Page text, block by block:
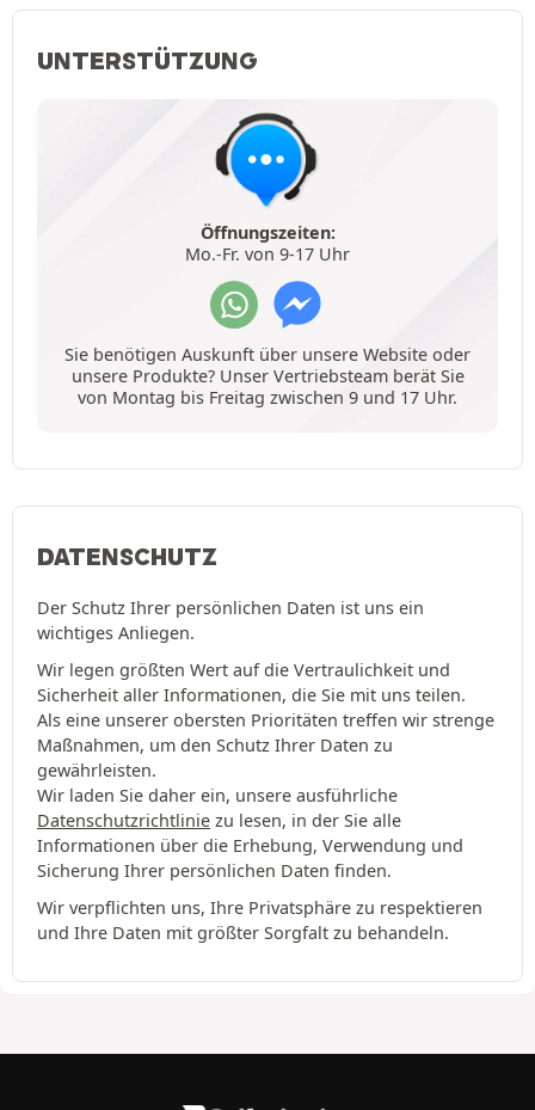
UNTERSTÜTZUNG
Öffnungszeiten:
Mo.-Fr. von 9-17 Uhr
Sie benötigen Auskunft über unsere Website oder
unsere Produkte? Unser Vertriebsteam berät Sie
von Montag bis Freitag zwischen 9 und 17 Uhr.
DATENSCHUTZ
Der Schutz Ihrer persönlichen Daten ist uns ein
wichtiges Anliegen.
Wir legen größten Wert auf die Vertraulichkeit und
Sicherheit aller Informationen, die Sie mit uns teilen.
Als eine unserer obersten Prioritäten treffen wir strenge
Maßnahmen, um den Schutz Ihrer Daten zu
gewährleisten.
Wir laden Sie daher ein, unsere ausführliche
Datenschutzrichtlinie zu lesen, in der Sie alle
Informationen über die Erhebung, Verwendung und
Sicherung Ihrer persönlichen Daten finden.
Wir verpflichten uns, Ihre Privatsphäre zu respektieren
und Ihre Daten mit größter Sorgfalt zu behandeln.